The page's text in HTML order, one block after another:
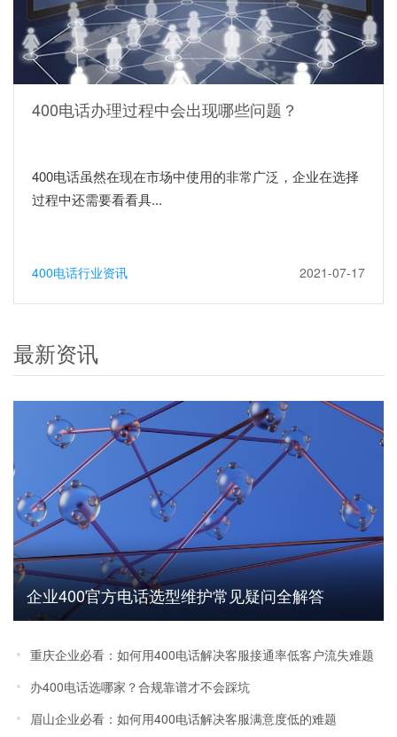
400电话办理过程中会出现哪些问题？
400电话虽然在现在市场中使用的非常广泛，企业在选择
过程中还需要看看具...
400电话行业资讯 2021-07-17
最新资讯
企业400官方电话选型维护常见疑问全解答
重庆企业必看：如何用400电话解决客服接通率低客户流失难题
办400电话选哪家？合规靠谱才不会踩坑
眉山企业必看：如何用400电话解决客服满意度低的难题